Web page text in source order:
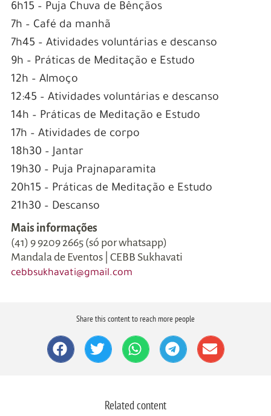
6h15 – Puja Chuva de Bênçãos
7h – Café da manhã
7h45 – Atividades voluntárias e descanso
9h – Práticas de Meditação e Estudo
12h – Almoço
12:45 – Atividades voluntárias e descanso
14h – Práticas de Meditação e Estudo
17h – Atividades de corpo
18h30 – Jantar
19h30 – Puja Prajnaparamita
20h15 – Práticas de Meditação e Estudo
21h30 – Descanso
Mais informações
(41) 9 9209 2665 (só por whatsapp)
Mandala de Eventos | CEBB Sukhavati
cebbsukhavati@gmail.com
Share this content to reach more people
Related content